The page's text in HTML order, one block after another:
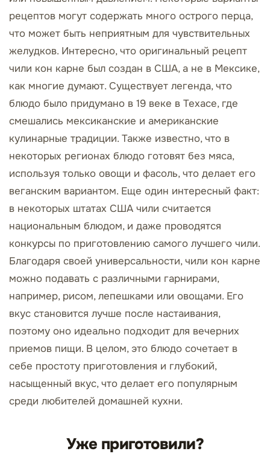
рецептов могут содержать много острого перца,
что может быть неприятным для чувствительных
желудков. Интересно, что оригинальный рецепт
чили кон карне был создан в США, а не в Мексике,
как многие думают. Существует легенда, что
блюдо было придумано в 19 веке в Техасе, где
смешались мексиканские и американские
кулинарные традиции. Также известно, что в
некоторых регионах блюдо готовят без мяса,
используя только овощи и фасоль, что делает его
веганским вариантом. Еще один интересный факт:
в некоторых штатах США чили считается
национальным блюдом, и даже проводятся
конкурсы по приготовлению самого лучшего чили.
Благодаря своей универсальности, чили кон карне
можно подавать с различными гарнирами,
например, рисом, лепешками или овощами. Его
вкус становится лучше после настаивания,
поэтому оно идеально подходит для вечерних
приемов пищи. В целом, это блюдо сочетает в
себе простоту приготовления и глубокий,
насыщенный вкус, что делает его популярным
среди любителей домашней кухни.
Уже приготовили?